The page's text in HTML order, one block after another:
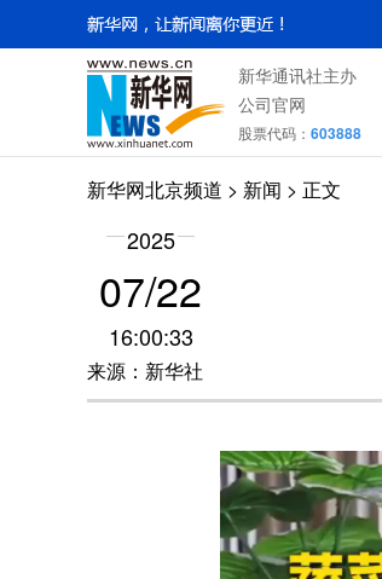
新华通讯社主办
公司官网
股票代码： 603888
新华网北京频道 > 新闻 > 正文
2025
07/22
16:00:33
来源：新华社